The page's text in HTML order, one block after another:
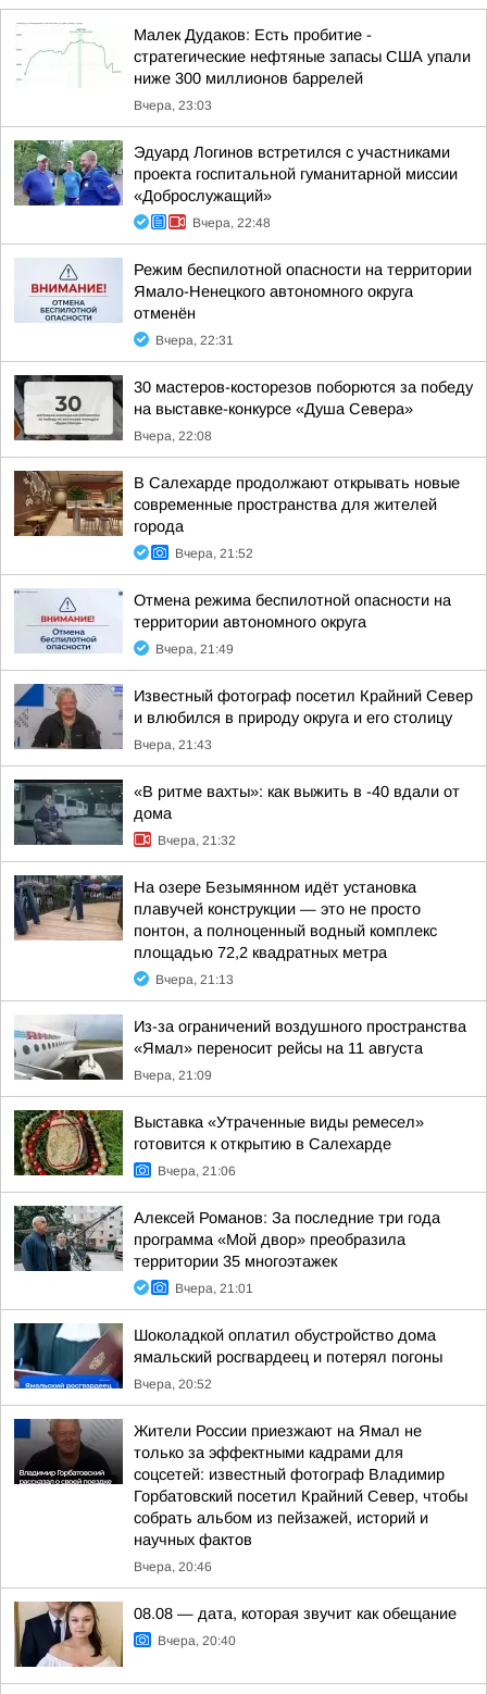
Малек Дудаков: Есть пробитие -
стратегические нефтяные запасы США упали
ниже 300 миллионов баррелей
Вчера, 23:03
Эдуард Логинов встретился с участниками
проекта госпитальной гуманитарной миссии
«Доброслужащий»
Вчера, 22:48
Режим беспилотной опасности на территории
Ямало-Ненецкого автономного округа
отменён
Вчера, 22:31
30 мастеров-косторезов поборются за победу
на выставке-конкурсе «Душа Севера»
Вчера, 22:08
В Салехарде продолжают открывать новые
современные пространства для жителей
города
Вчера, 21:52
Отмена режима беспилотной опасности на
территории автономного округа
Вчера, 21:49
Известный фотограф посетил Крайний Север
и влюбился в природу округа и его столицу
Вчера, 21:43
«В ритме вахты»: как выжить в -40 вдали от
дома
Вчера, 21:32
На озере Безымянном идёт установка
плавучей конструкции — это не просто
понтон, а полноценный водный комплекс
площадью 72,2 квадратных метра
Вчера, 21:13
Из-за ограничений воздушного пространства
«Ямал» переносит рейсы на 11 августа
Вчера, 21:09
Выставка «Утраченные виды ремесел»
готовится к открытию в Салехарде
Вчера, 21:06
Алексей Романов: За последние три года
программа «Мой двор» преобразила
территории 35 многоэтажек
Вчера, 21:01
Шоколадкой оплатил обустройство дома
ямальский росгвардеец и потерял погоны
Вчера, 20:52
Жители России приезжают на Ямал не
только за эффектными кадрами для
соцсетей: известный фотограф Владимир
Горбатовский посетил Крайний Север, чтобы
собрать альбом из пейзажей, историй и
научных фактов
Вчера, 20:46
08.08 — дата, которая звучит как обещание
Вчера, 20:40